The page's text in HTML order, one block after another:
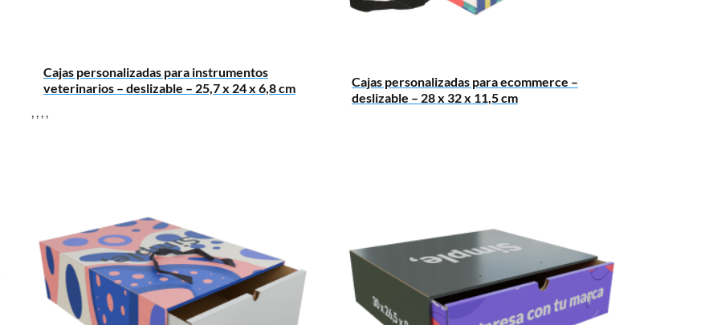
Cajas personalizadas para instrumentos
veterinarios – deslizable – 25,7 x 24 x 6,8 cm
, , , ,
Cajas personalizadas para ecommerce –
deslizable – 28 x 32 x 11,5 cm